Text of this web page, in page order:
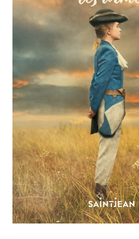
Nouveautés
Numérique
Meilleurs vendeurs
Page vedette
AUTEURS
À PROPOS
CONTACT